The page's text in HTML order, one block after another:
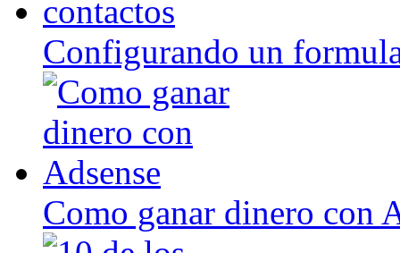
Configurando un
Como ganar dinero con